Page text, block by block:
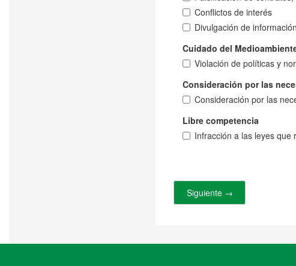
Conflictos de interés
Divulgación de
Cuidado del
Violación de políticas y
Consideración por las
Consideración por las
Libre competencia
Infracción a las leyes que
Siguiente →